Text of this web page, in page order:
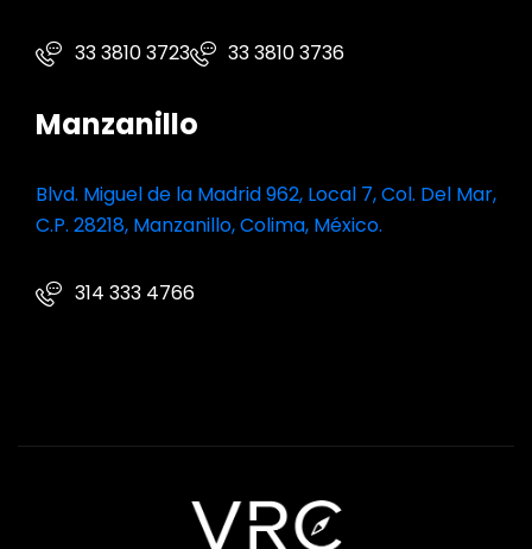
33 3810 3723 33 3810 3736
Manzanillo
Blvd. Miguel de la Madrid 962, Local 7, Col. Del Mar,
C.P. 28218, Manzanillo, Colima, México.
314 333 4766